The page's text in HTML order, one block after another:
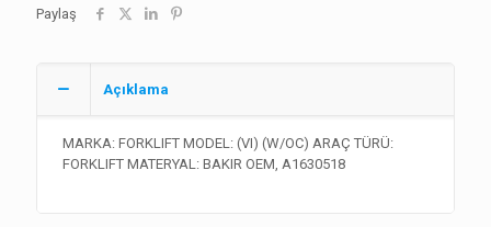
Paylaş
Açıklama
MARKA: FORKLIFT MODEL: (VI) (W/OC) ARAÇ TÜRÜ:
FORKLIFT MATERYAL: BAKIR OEM, A1630518